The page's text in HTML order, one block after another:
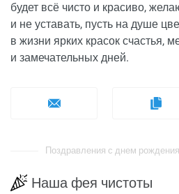
будет всё чисто и красиво,
и не уставать, пусть на душе
в жизни ярких красок счастья,
и замечательных дней.
Поздравления с днем
Наша фея чистоты